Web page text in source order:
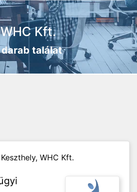
WHC Kft.
darab találat
Keszthely, WHC Kft.